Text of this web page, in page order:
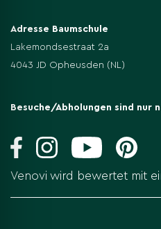
Adresse Baumschule
Lakemondsestraat 2a
4043 JD Opheusden (NL)
Besuche/Abholungen sind nur
Venovi wird bewertet mit